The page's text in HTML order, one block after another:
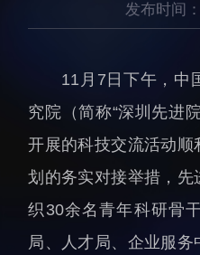
通知公告
发布时间
11月7日下午，中
究院（简称“深圳先进
开展的科技交流活动
划的务实对接举措，先
织30余名青年科研骨
局、人才局、企业服